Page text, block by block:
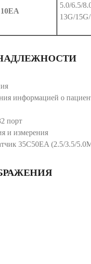
5.0/6.5/
13G/
информацией о
порт
и измерения
35C50EA (2.5/3.5/